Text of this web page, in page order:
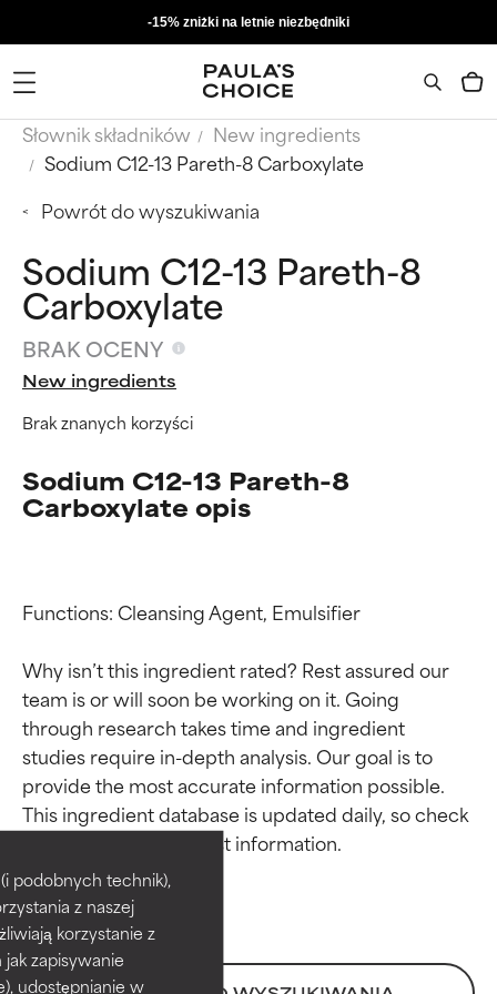
podobnych technik),
z naszej
korzystanie z
zapisywanie
udostępnianie w
-15% zniżki na letnie niezbędniki
Słownik składników
New ingredients
Sodium C12-13 Pareth-8 Carboxylate
Powrót do wyszukiwania
Sodium C12-13 Pareth-8
Carboxylate
BRAK OCENY
New ingredients
Brak znanych korzyści
Sodium C12-13 Pareth-8
Carboxylate opis
Functions: Cleansing Agent, Emulsifier
Why isn’t this ingredient rated? Rest assured our
team is or will soon be working on it. Going
through research takes time and ingredient
studies require in-depth analysis. Our goal is to
provide the most accurate information possible.
This ingredient database is updated daily, so check
Oceny składników
BEST
Udowodnione i potwierdzone
przez niezależne badania.
Oceny składników
BEST
Udowodnione i potwierdzone
przez niezależne badania.